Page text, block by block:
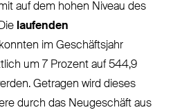
auf dem hohen Niveau des
laufenden
konnten im Geschäftsjahr
um 7 Prozent auf 544,9
Getragen wird dieses
durch das Neugeschäft aus